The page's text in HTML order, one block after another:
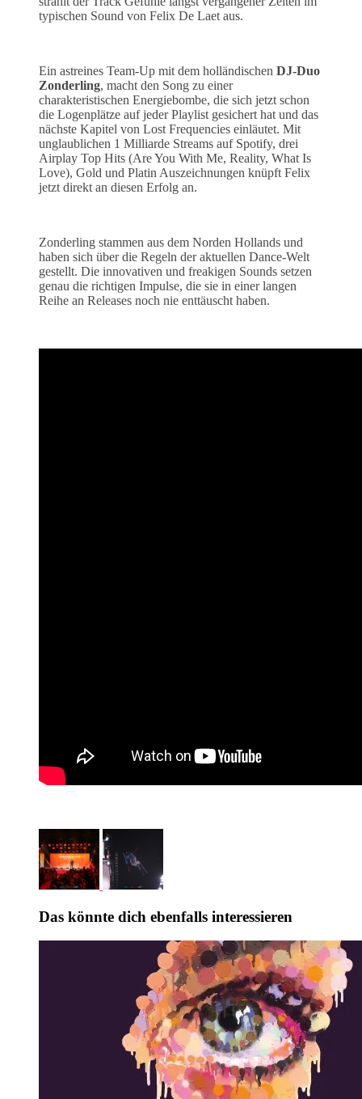
typischen Sound von Felix De Laet aus.
Ein astreines Team-Up mit dem holländischen DJ-Duo
Zonderling, macht den Song zu einer
charakteristischen Energiebombe, die sich jetzt schon
die Logenplätze auf jeder Playlist gesichert hat und das
nächste Kapitel von Lost Frequencies einläutet. Mit
unglaublichen 1 Milliarde Streams auf Spotify, drei
Airplay Top Hits (Are You With Me, Reality, What Is
Love), Gold und Platin Auszeichnungen knüpft Felix
jetzt direkt an diesen Erfolg an.
Zonderling stammen aus dem Norden Hollands und
haben sich über die Regeln der aktuellen Dance-Welt
gestellt. Die innovativen und freakigen Sounds setzen
genau die richtigen Impulse, die sie in einer langen
Reihe an Releases noch nie enttäuscht haben.
Das könnte dich ebenfalls interessieren